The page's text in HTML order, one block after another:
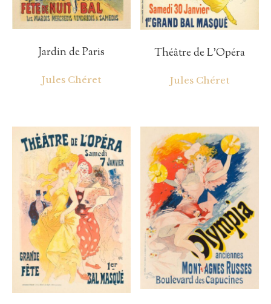
Jardin de Paris
Jules Chéret
Théâtre de L’Opéra
Jules Chéret